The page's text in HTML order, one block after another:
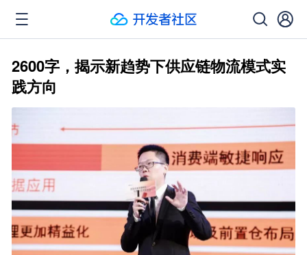
2600字，揭示新趋势下供应链物流模式实
践方向